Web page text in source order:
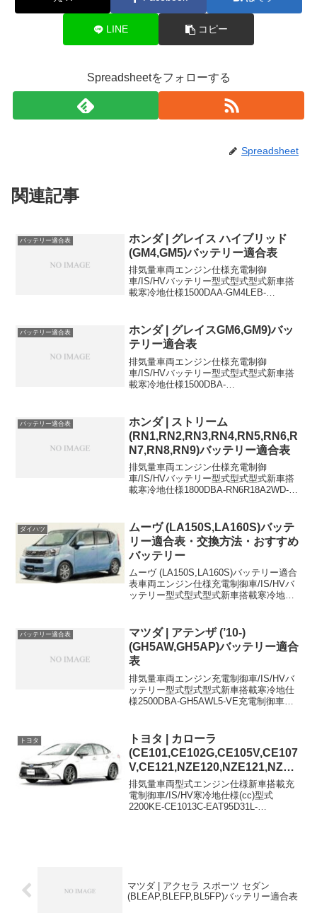
LINE コピー
Spreadsheetをフォローする
Spreadsheet
関連記事
バッテリー適合表
ホンダ | グレイス ハイブリッド
(GM4,GM5)バッテリー適合表
排気量車両エンジン仕様充電制御
車/IS/HVバッテリー型式型式型式新車搭
載寒冷地仕様1500DAA-GM4LEB-
H14WDHV38B19L38B19L38B19Lに適合
す...
バッテリー適合表
ホンダ | グレイスGM6,GM9)バッ
テリー適合表
排気量車両エンジン仕様充電制御
車/IS/HVバッテリー型式型式型式新車搭
載寒冷地仕様1500DBA-
るおすすめバッテリーはこちら...
バッテリー適合表
ホンダ | ストリーム
(RN1,RN2,RN3,RN4,RN5,RN6,R
N7,RN8,RN9)バッテリー適合表
排気量車両エンジン仕様充電制御
車/IS/HVバッテリー型式型式型式新車搭
載寒冷地仕様1800DBA-RN6R18A2WD-
ロ...
ダイハツ
ムーヴ (LA150S,LA160S)バッテ
リー適合表・交換方法・おすすめ
バッテリー
ムーヴ (LA150S,LA160S)バッテリー適合
表車両エンジン仕様充電制御車/IS/HVバ
ッテリー型式型式型式新車搭載寒冷地仕
バッテリー適合表
マツダ | アテンザ (’10-)
(GH5AW,GH5AP)バッテリー適合
表
排気量車両エンジン充電制御車/IS/HVバ
ッテリー型式型式型式新車搭載寒冷地仕
様2500DBA-GH5AWL5-VE充電制御車
めバッテ...
トヨタ
トヨタ | カローラ
(CE101,CE102G,CE105V,CE107
V,CE121,NZE120,NZE121,NZE1
24,ZZE122,ZZE124)バッテリー適
合表
排気量車両型式エンジン仕様新車搭載充
電制御車/IS/HV寒冷地仕様(cc)型式
2200KE-CE1013C-EAT95D31L-
マツダ | アクセラ スポーツ セダン
(BLEAP,BLEFP,BL5FP)バッテリー適合表